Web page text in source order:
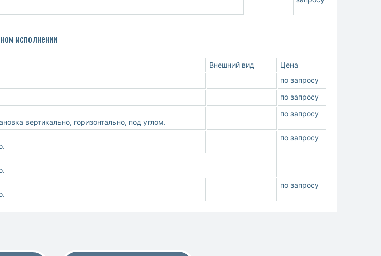
исполнении
Внешний вид
Цена
по запросу
по запросу
вертикально, горизонтально, под углом.
по запросу
по запросу
по запросу